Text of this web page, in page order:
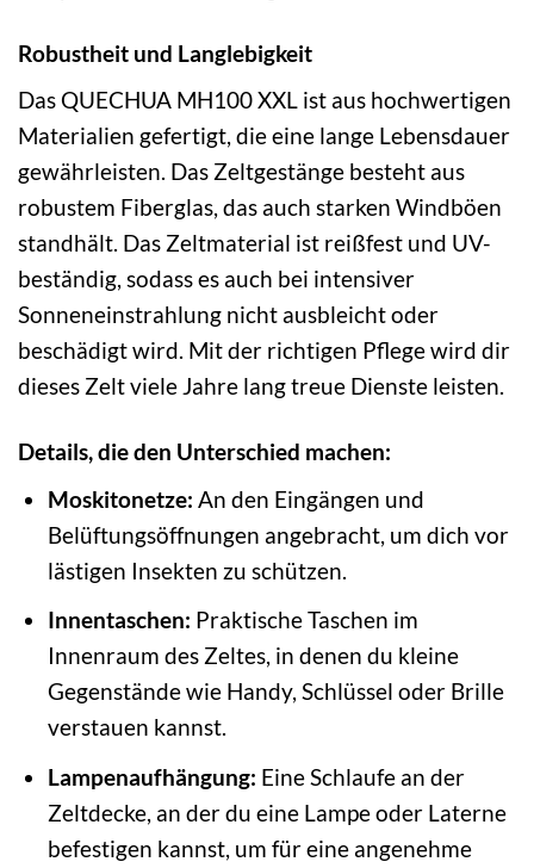
Robustheit und Langlebigkeit
Das QUECHUA MH100 XXL ist aus hochwertigen
Materialien gefertigt, die eine lange Lebensdauer
gewährleisten. Das Zeltgestänge besteht aus
robustem Fiberglas, das auch starken Windböen
standhält. Das Zeltmaterial ist reißfest und UV-
beständig, sodass es auch bei intensiver
Sonneneinstrahlung nicht ausbleicht oder
beschädigt wird. Mit der richtigen Pflege wird dir
dieses Zelt viele Jahre lang treue Dienste leisten.
Details, die den Unterschied machen:
Moskitonetze: An den Eingängen und
Belüftungsöffnungen angebracht, um dich vor
lästigen Insekten zu schützen.
Innentaschen: Praktische Taschen im
Innenraum des Zeltes, in denen du kleine
Gegenstände wie Handy, Schlüssel oder Brille
verstauen kannst.
Lampenaufhängung: Eine Schlaufe an der
Zeltdecke, an der du eine Lampe oder Laterne
befestigen kannst, um für eine angenehme